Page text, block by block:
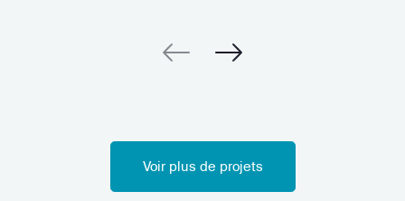
Voir plus de projets